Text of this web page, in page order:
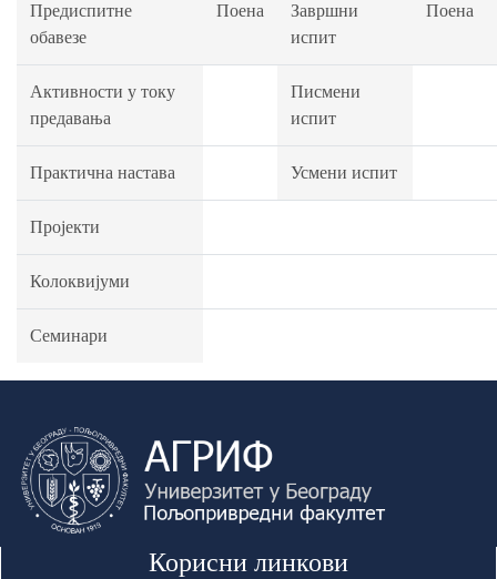
Предиспитне
обавезе
Поена
Завршни
испит
Поена
Активности у току
предавања
Писмени
испит
Практична настава Усмени испит
Пројекти
Колоквијуми
Семинари
Корисни линкови